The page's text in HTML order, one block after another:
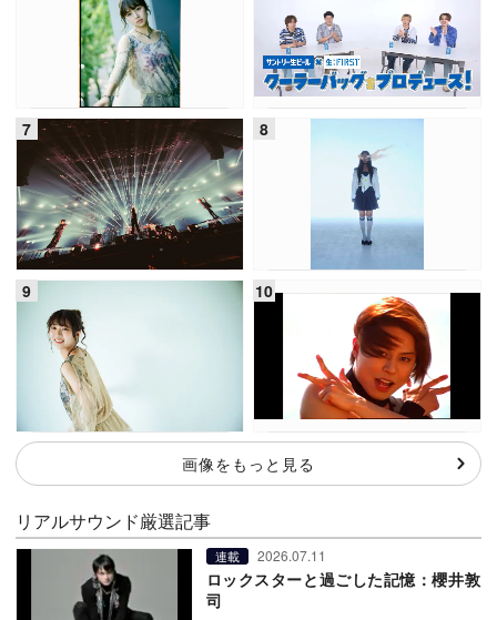
画像をもっと見る
リアルサウンド厳選記事
連載 2026.07.11
ロックスターと過ごした記憶：櫻井敦
司